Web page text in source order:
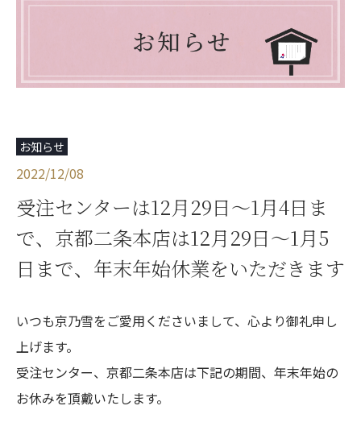
お知らせ
2022/12/08
受注センターは12月29日～1月4日ま
で、京都二条本店は12月29日～1月5
日まで、年末年始休業をいただきます
いつも京乃雪をご愛用くださいまして、心より御礼申し
上げます。
受注センター、京都二条本店は下記の期間、年末年始の
お休みを頂戴いたします。